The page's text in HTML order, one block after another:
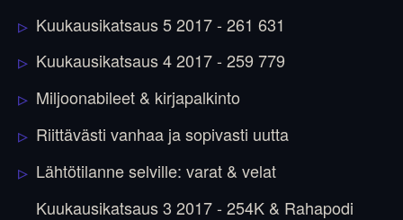
Kuukausikatsaus 5 2017 - 261 631
Kuukausikatsaus 4 2017 - 259 779
Miljoonabileet & kirjapalkinto
Riittävästi vanhaa ja sopivasti uutta
Lähtötilanne selville: varat & velat
Kuukausikatsaus 3 2017 - 254K & Rahapodi